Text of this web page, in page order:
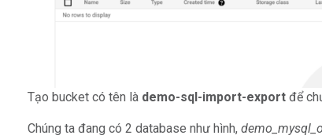
Tạo bucket có tên là demo-sql-import-export để
Chúng ta đang có 2 database như hình,